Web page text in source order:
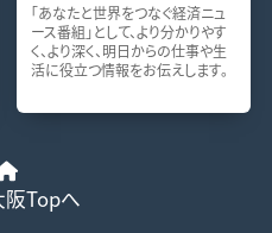
「あなたと世界をつなぐ経済ニュ
ース番組」として、より分かりやす
く、より深く、明日からの仕事や生
活に役立つ情報をお伝えします。
阪Topへ